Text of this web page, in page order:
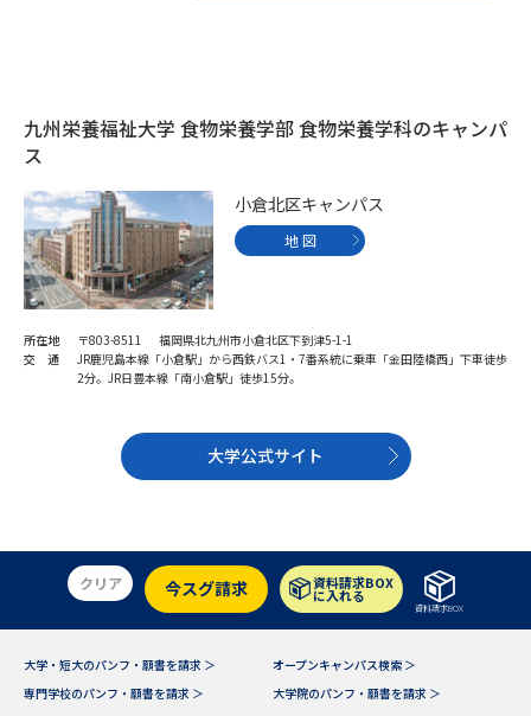
受験準備
志望校・出願校を調べる
併願校選び 受験スケジュールを立てよう
新生活お役立ちガイド
学問発見 学問検索
大学で学びたい学問発見
九州栄養福祉大学 食物栄養学部 食物栄養学科のキャンパ
ス
小倉北区キャンパス
地 図
所在地
〒803-8511 福岡県北九州市小倉北区下到津5-1-1
交 通
JR鹿児島本線「小倉駅」から西鉄バス1・7番系統に乗車「金田陸橋西」下車徒歩
2分。JR日豊本線「南小倉駅」徒歩15分。
大学公式サイト
クリア 今スグ請求 資料請求BOX
に入れる
資料請求BOX
大学・短大のパンフ・願書を請求 ＞
オープンキャンパス検索 ＞
専門学校のパンフ・願書を請求 ＞
大学院のパンフ・願書を請求 ＞